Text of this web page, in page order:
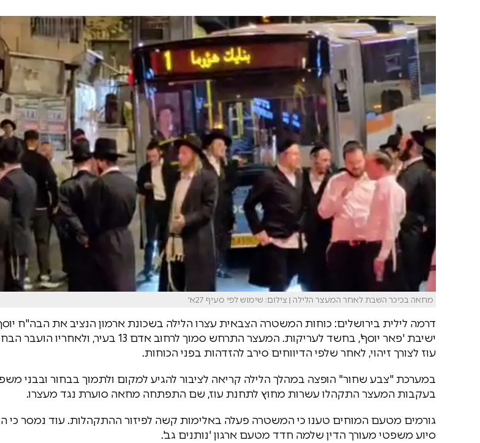
מחאה בכיכר השבת לאחר המעצר הלילה | צילום: שימוש לפי סעיף 27א'
דרמה לילית בירושלים: כוחות המשטרה הצבאית עצרו הלילה בשכונת ארמון הנציב את הבה"ח
ישיבת 'פאר יוסף', בחשד לעריקות. המעצר התרחש סמוך לרחוב אדם 13
עוז לצורך זיהוי, לאחר שלפי הדיווחים סירב להזדהות בפני הכוחות.
במערכת "צבע שחור" הופצה במהלך הלילה קריאה לציבור להגיע למקום ולתמוך בבחור ובבני
בעקבות המעצר התקהלו עשרות מחוץ לתחנת עוז, שם התפתחה מחאה סוערת נגד מעצרו.
גורמים מטעם המוחים טענו כי המשטרה פעלה באלימות קשה לפיזור ההתקהלות. עוד נמסר כי
סיוע משפטי מעורך הדין שלמה חדד מטעם ארגון 'נותנים גב'.